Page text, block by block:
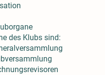
des Klubs sind: